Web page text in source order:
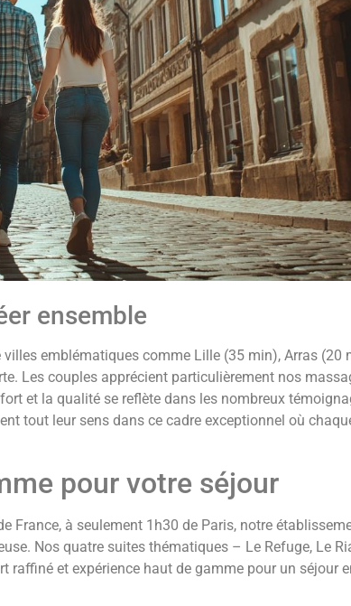
ensemble
emblématiques comme Lille (35 min), Arras (20
Les couples apprécient particulièrement nos
et la qualité se reflète dans les nombreux
tout leur sens dans ce cadre exceptionnel où
pour votre séjour
France, à seulement 1h30 de Paris, notre
Nos quatre suites thématiques – Le Refuge, Le
et expérience haut de gamme pour un séjour